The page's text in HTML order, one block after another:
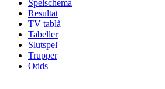
Spelschema
Resultat
TV tablå
Tabeller
Slutspel
Trupper
Odds